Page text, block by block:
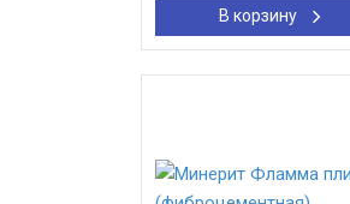
В корзину